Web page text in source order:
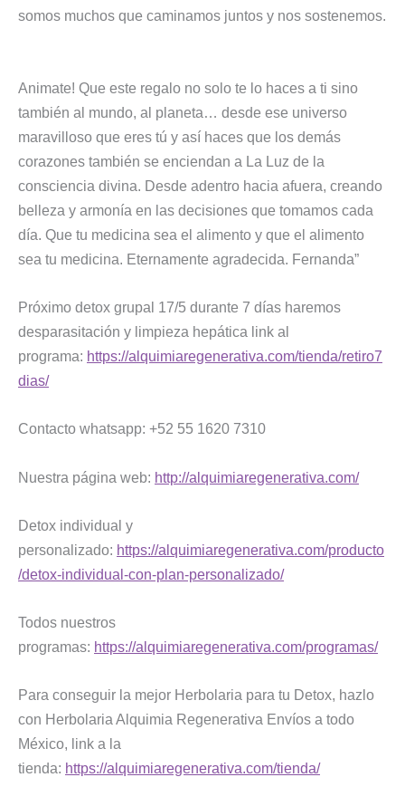
somos muchos que caminamos juntos y nos sostenemos.
Animate! Que este regalo no solo te lo haces a ti sino
también al mundo, al planeta… desde ese universo
maravilloso que eres tú y así haces que los demás
corazones también se enciendan a La Luz de la
consciencia divina. Desde adentro hacia afuera, creando
belleza y armonía en las decisiones que tomamos cada
día. Que tu medicina sea el alimento y que el alimento
sea tu medicina. Eternamente agradecida. Fernanda”
Próximo detox grupal 17/5 durante 7 días haremos
desparasitación y limpieza hepática link al
programa: https://alquimiaregenerativa.com/tienda/retiro7
dias/
Contacto whatsapp: +52 55 1620 7310
Nuestra página web: http://alquimiaregenerativa.com/
Detox individual y
personalizado: https://alquimiaregenerativa.com/producto
/detox-individual-con-plan-personalizado/
Todos nuestros
programas: https://alquimiaregenerativa.com/programas/
Para conseguir la mejor Herbolaria para tu Detox, hazlo
con Herbolaria Alquimia Regenerativa Envíos a todo
México, link a la
tienda: https://alquimiaregenerativa.com/tienda/